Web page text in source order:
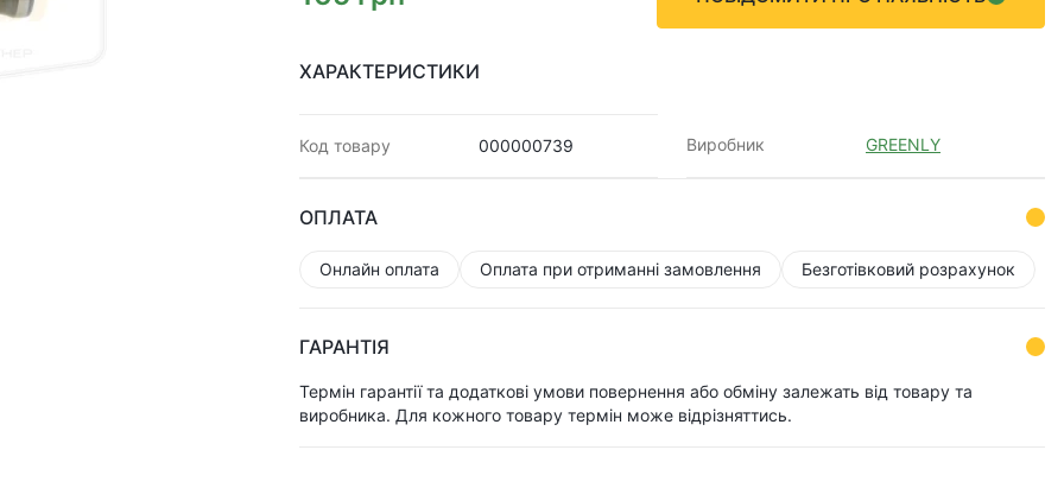
ХАРАКТЕРИСТИКИ
Код товару 000000739 Виробник GREENLY
ОПЛАТА
Онлайн оплата Оплата при отриманні замовлення Безготівковий розрахунок
ГАРАНТІЯ
Термін гарантії та додаткові умови повернення або обміну залежать від товару та
виробника. Для кожного товару термін може відрізняттись.